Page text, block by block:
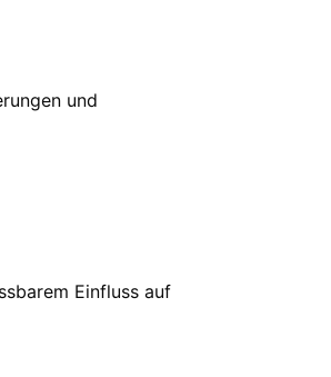
und
Einfluss auf